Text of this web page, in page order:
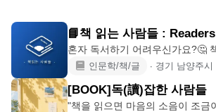
📘책 읽는 사람들 : Readers
혼자 독서하기 어려우신가요?🤔 책을 읽어야겠다는 마
음은 굴뚝같지만, 바
인문학/책/글 ∙ 경기 남양주시
[BOOK]독(讀)잡한 사람들
"책을 읽으면 마음의 소음이 조금이나마 잦아들지 않